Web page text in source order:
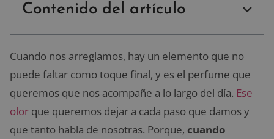
Contenido del artículo
Cuando nos arreglamos, hay un elemento que no
puede faltar como toque final, y es el perfume que
queremos que nos acompañe a lo largo del día. Ese
olor que queremos dejar a cada paso que damos y
que tanto habla de nosotras. Porque, cuando